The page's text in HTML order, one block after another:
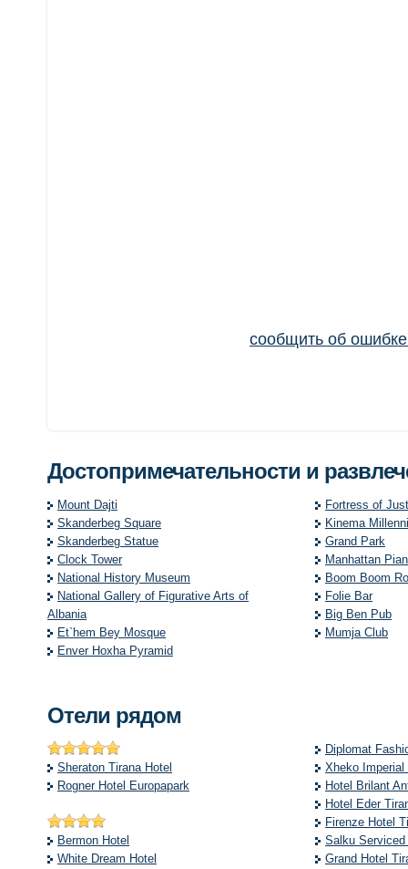
сообщить об
Достопримечательности и
Mount Dajti
Skanderbeg Square
Skanderbeg Statue
Clock Tower
National History Museum
National Gallery of Figurative Arts of
Albania
Et`hem Bey Mosque
Enver Hoxha Pyramid
Fortress of
Kinema
Grand Park
Manhattan
Boom Boom
Folie Bar
Big Ben Pub
Mumja Club
Отели рядом
Sheraton Tirana Hotel
Rogner Hotel Europapark
Bermon Hotel
White Dream Hotel
Diplomat
Xheko Imperial
Hotel Brilant
Hotel Eder
Firenze Hotel
Salku
Grand Hotel